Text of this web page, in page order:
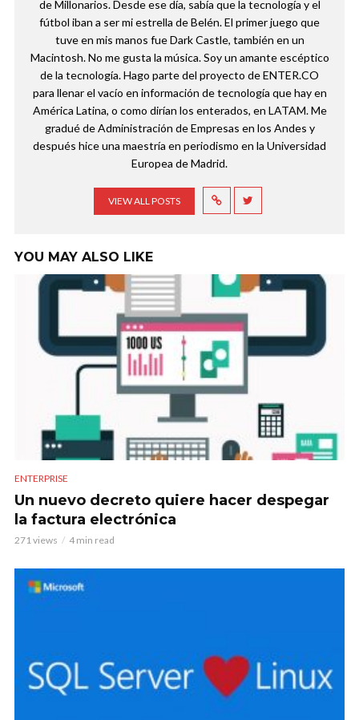
de Millonarios. Desde ese día, sabía que la tecnología y el
fútbol iban a ser mi estrella de Belén. El primer juego que
tuve en mis manos fue Dark Castle, también en un
Macintosh. No me gusta la música. Soy un amante escéptico
de la tecnología. Hago parte del proyecto de ENTER.CO
para llenar el vacío en información de tecnología que hay en
América Latina, o como dirían los enterados, en LATAM. Me
gradué de Administración de Empresas en los Andes y
después hice una maestría en periodismo en la Universidad
Europea de Madrid.
VIEW ALL POSTS
YOU MAY ALSO LIKE
ENTERPRISE
Un nuevo decreto quiere hacer despegar
la factura electrónica
271 views 4 min read